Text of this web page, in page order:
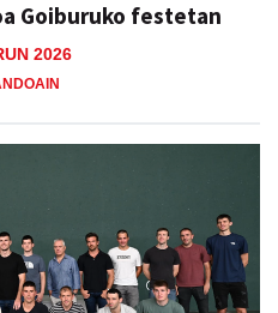
Goiburuko festetan
2026